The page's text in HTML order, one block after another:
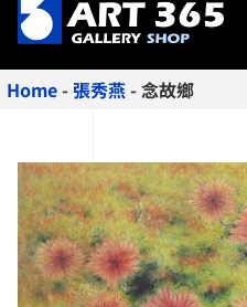
Home- 張秀燕-念故鄉